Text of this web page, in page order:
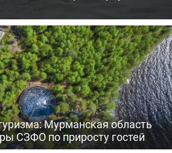
Мурманская область
СЗФО по приросту гостей